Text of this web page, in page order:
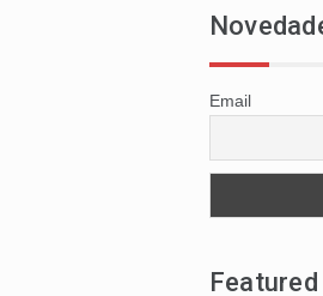
Email